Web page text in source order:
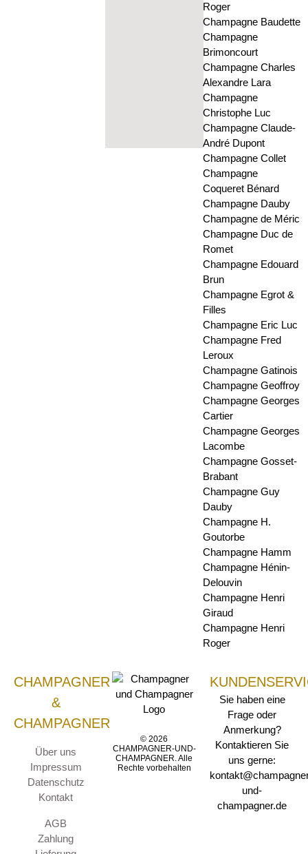
Roger
Champagne Baudette
Champagne
Brimoncourt
Champagne Charles
Alexandre Lara
Champagne
Christophe Luc
Champagne Claude-
André Dupont
Champagne Collet
Champagne
Coqueret Bénard
Champagne Dauby
Champagne de Méric
Champagne Duc de
Romet
Champagne Edouard
Brun
Champagne Egrot &
Filles
Champagne Eric Luc
Champagne Fred
Leroux
Champagne Gatinois
Champagne Geoffroy
Champagne Georges
Cartier
Champagne Georges
Lacombe
Champagne Gosset-
Brabant
Champagne Guy
Dauby
Champagne H.
Goutorbe
Champagne Hamm
Champagne Hénin-
Delouvin
Champagne Henri
Giraud
Champagne Henri
Roger
CHAMPAGNER
&
CHAMPAGNER
Über uns
Impressum
Datenschutz
Kontakt
AGB
Zahlung
© 2026
CHAMPAGNER-UND-
CHAMPAGNER. Alle
Rechte vorbehalten
Sie haben eine
Frage oder
Anmerkung?
Kontaktieren Sie
uns gerne:
und-
champagner.de